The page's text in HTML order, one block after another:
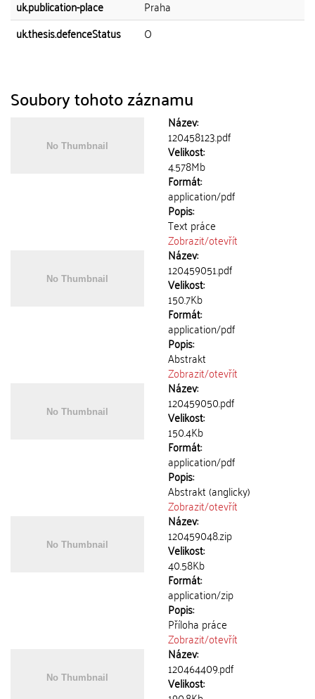
uk.publication-place
Praha
uk.thesis.defenceStatus
O
Soubory tohoto záznamu
Název:
120458123.pdf
Velikost:
4.578Mb
Formát:
application/pdf
Popis:
Text práce
Zobrazit/otevřít
Název:
120459051.pdf
Velikost:
150.7Kb
Formát:
application/pdf
Popis:
Abstrakt
Zobrazit/otevřít
Název:
120459050.pdf
Velikost:
150.4Kb
Formát:
application/pdf
Popis:
Abstrakt (anglicky)
Zobrazit/otevřít
Název:
120459048.zip
Velikost:
40.58Kb
Formát:
application/zip
Popis:
Příloha práce
Zobrazit/otevřít
Název:
120464409.pdf
Velikost: